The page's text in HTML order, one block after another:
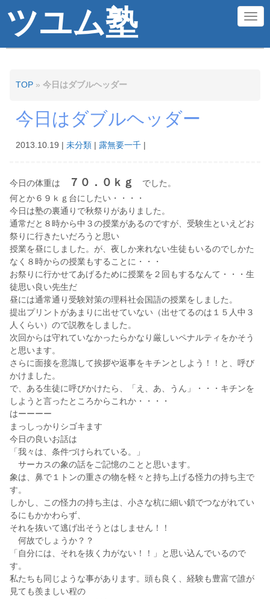
ツユム塾 N
TOP » 今日はダブルヘッダー
今日はダブルヘッダー
2013.10.19 未分類 露無要一千
今日の体重は ７０．０ｋｇ
でした。
何とか６９ｋｇ台にしたい・・・・
今日は塾の裏通りで秋祭りがありました。
通常だと８時から中３の授業があるのですが、受験生といえどお
祭りに行きたいだろうと思い
授業を昼にしました。が、夜しか来れない生徒もいるのでしかた
なく８時からの授業もすることに・・・
お祭りに行かせてあげるために授業を２回もするなんて・・・生
徒思い良い先生だ
昼には通常通り受験対策の理科社会国語の授業をしました。
提出プリントがあまりに出せていない（出せてるのは１５人中３
人くらい）ので説教をしました。
次回からは守れていなかったらかなり厳しいペナルティをかそう
と思います。
さらに面接を意識して挨拶や返事をキチンとしよう！！と、呼び
かけました。
で、ある生徒に呼びかけたら、「え、あ、うん」・・・キチンを
しようと言ったところからこれか・・・・
はーーーー
まっしっかりシゴキます
今日の良いお話は
「我々は、条件づけられている。」
サーカスの象の話をご記憶のことと思います。
象は、鼻で１トンの重さの物を軽々と持ち上げる怪力の持ち主で
す。
しかし、この怪力の持ち主は、小さな杭に細い鎖でつながれてい
るにもかかわらず、
それを抜いて逃げ出そうとはしません！！
何故でしょうか？？
「自分には、それを抜く力がない！！」と思い込んでいるので
す。
私たちも同じような事があります。頭も良く、経験も豊富で誰が
見ても羨ましい程の